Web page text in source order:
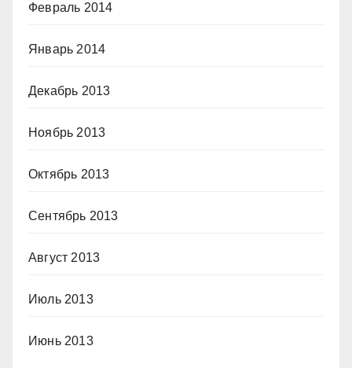
Февраль 2014
Январь 2014
Декабрь 2013
Ноябрь 2013
Октябрь 2013
Сентябрь 2013
Август 2013
Июль 2013
Июнь 2013